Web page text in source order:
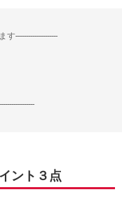
--------------------
ント３点